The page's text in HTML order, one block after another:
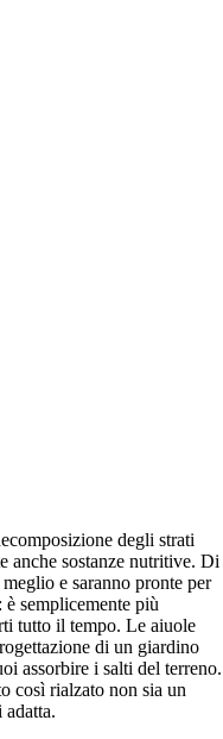
degli strati
anche sostanze nutritive. Di
e saranno pronte per
semplicemente più
tutto il tempo. Le aiuole
di un giardino
assorbire i salti del terreno.
così rialzato non sia un